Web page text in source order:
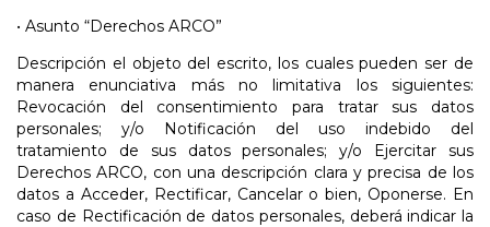
• Asunto “Derechos ARCO”
Descripción el objeto del escrito, los cuales pueden ser de
manera enunciativa más no limitativa los siguientes:
Revocación del consentimiento para tratar sus datos
personales; y/o Notificación del uso indebido del
tratamiento de sus datos personales; y/o Ejercitar sus
Derechos ARCO, con una descripción clara y precisa de los
datos a Acceder, Rectificar, Cancelar o bien, Oponerse. En
caso de Rectificación de datos personales, deberá indicar la